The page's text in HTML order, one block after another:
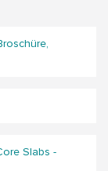
Slabs -